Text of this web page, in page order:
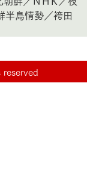
半島情勢／袴田